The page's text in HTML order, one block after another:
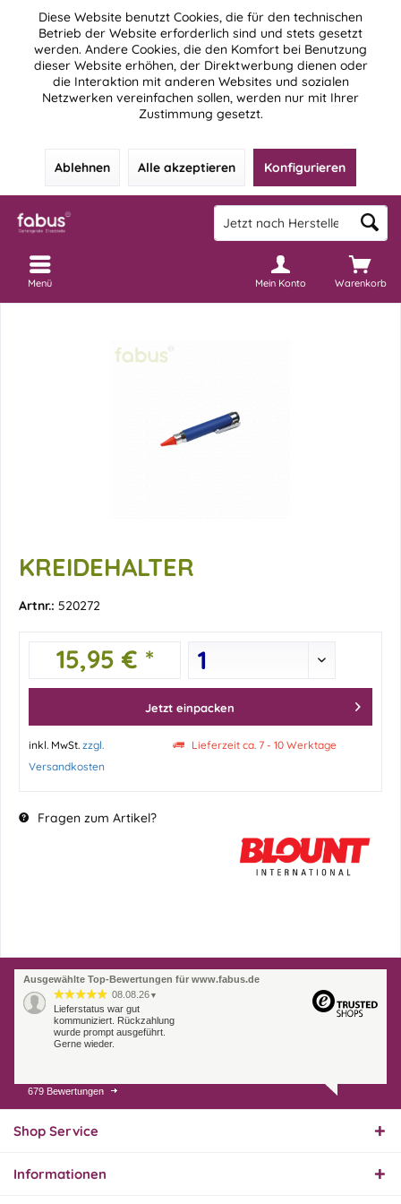
Diese Website benutzt Cookies, die für den technischen
Betrieb der Website erforderlich sind und stets gesetzt
werden. Andere Cookies, die den Komfort bei Benutzung
dieser Website erhöhen, der Direktwerbung dienen oder
die Interaktion mit anderen Websites und sozialen
Netzwerken vereinfachen sollen, werden nur mit Ihrer
Zustimmung gesetzt.
Ablehnen Alle akzeptieren Konfigurieren
Warenkorb
Mein Konto
Menü
KREIDEHALTER
Artnr.: 520272
15,95 € *
Jetzt einpacken
inkl. MwSt. zzgl.
Versandkosten
Lieferzeit ca. 7 - 10 Werktage
Fragen zum Artikel?
Ausgewählte Top-Bewertungen für www.fabus.de
08.08.26 ▼
Lieferstatus war gut
kommuniziert. Rückzahlung
wurde prompt ausgeführt.
Gerne wieder.
07.08.26
Endlich das richtige
679 Bewertungen
Shop Service
Informationen